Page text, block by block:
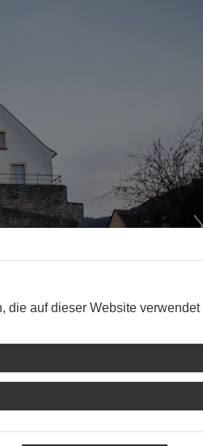
Heroes 2".
die auf dieser Website verwendet